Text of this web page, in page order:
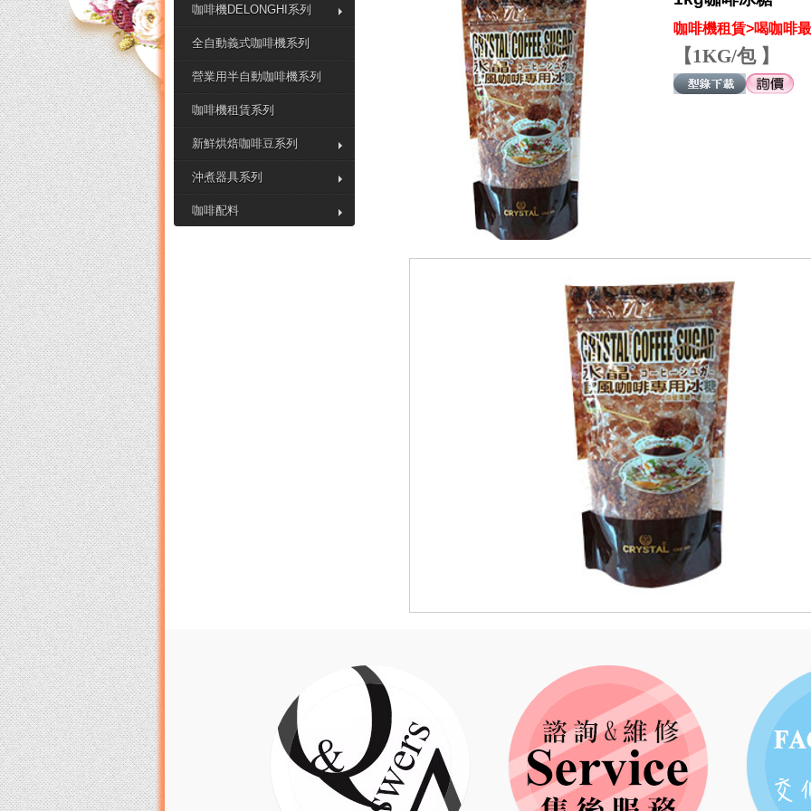
咖啡機DELONGHI系列
全自動義式咖啡機系列
營業用半自動咖啡機系列
咖啡機租賃系列
新鮮烘焙咖啡豆系列
沖煮器具系列
咖啡配料
咖啡機租賃>喝咖啡
【1KG/包 】